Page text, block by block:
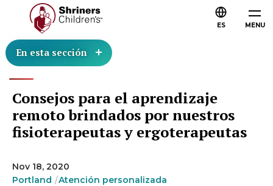
MENU
ES
En esta sección
Consejos para el aprendizaje
remoto brindados por nuestros
fisioterapeutas y ergoterapeutas
Nov 18, 2020
Portland
Atención personalizada